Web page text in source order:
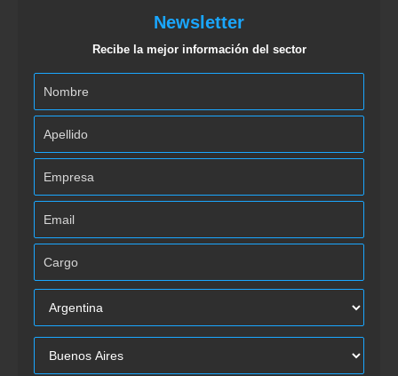
Newsletter
Recibe la mejor información del sector